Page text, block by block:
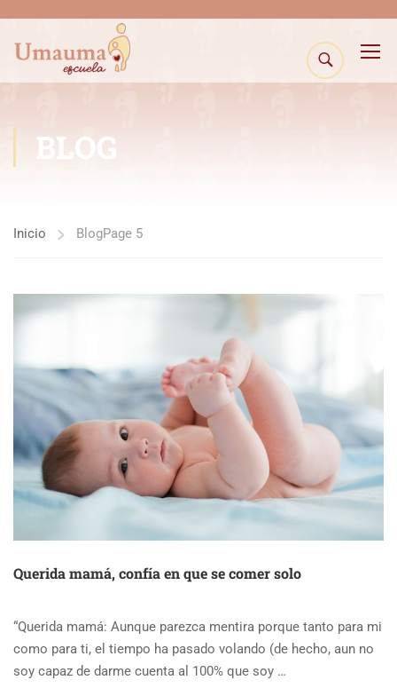
BLOG
Inicio BlogPage 5
Querida mamá, confía en que se comer solo
“Querida mamá: Aunque parezca mentira porque tanto para mi
como para ti, el tiempo ha pasado volando (de hecho, aun no
soy capaz de darme cuenta al 100% que soy …